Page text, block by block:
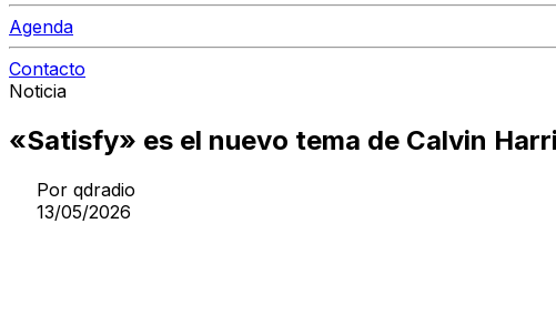
Agenda
Contacto
Noticia
«Satisfy» es el nuevo tema de Calvin
Por qdradio
13/05/2026